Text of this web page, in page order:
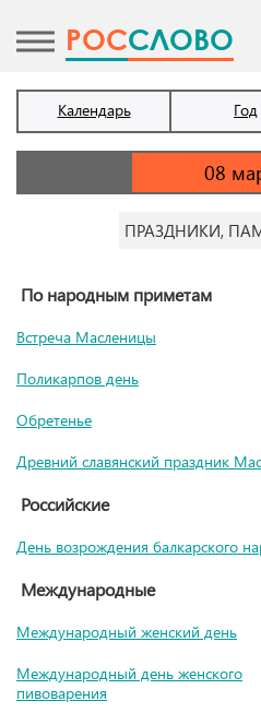
POCСЛОВО
Календарь Год
ПРАЗДНИКИ,
По народным приметам
Встреча Масленицы
Поликарпов день
Обретенье
Древний славянский праздник
Российские
День возрождения балкарского
Международные
Международный женский день
Международный день женского
пивоварения